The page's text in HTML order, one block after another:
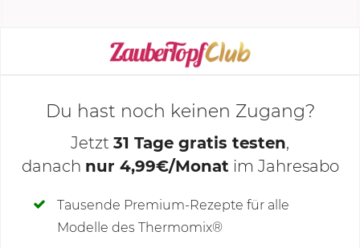
KOCHMODUS STARTEN
Deine Notizen
Du hast noch keinen Zugang?
Jetzt 31 Tage gratis testen,
danach nur 4,99€/Monat im Jahresabo
Tausende Premium-Rezepte für alle
Modelle des Thermomix®